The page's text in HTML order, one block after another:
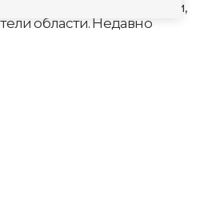
предприниматели,
области. Недавно